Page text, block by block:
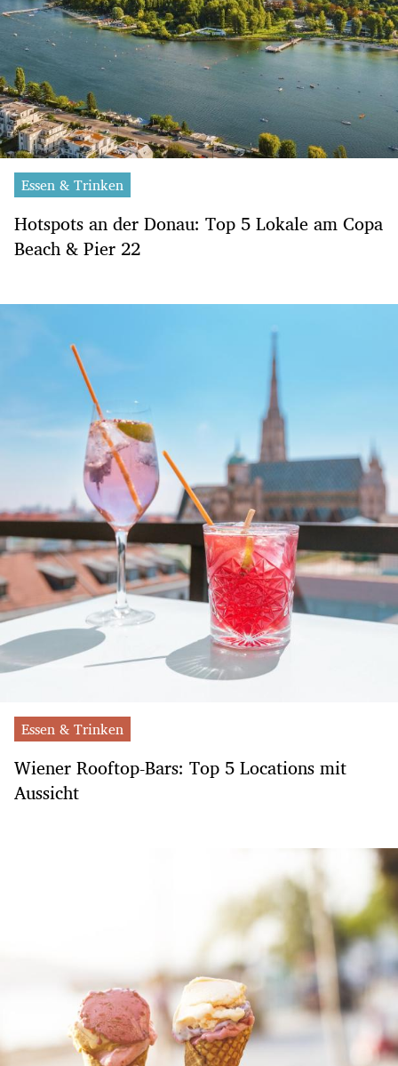
Essen & Trinken
Hotspots an der Donau: Top 5 Lokale am Copa
Beach & Pier 22
Essen & Trinken
Wiener Rooftop-Bars: Top 5 Locations mit
Aussicht